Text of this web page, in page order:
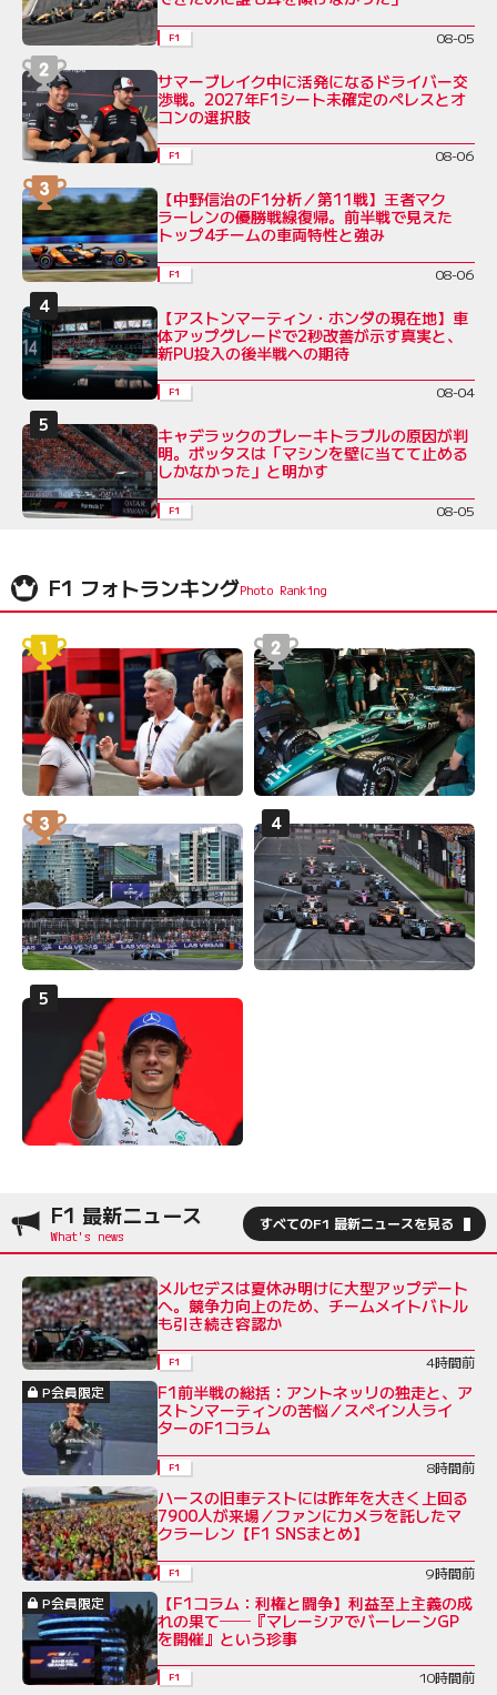
F1 08-05
サマーブレイク中に活発になるドライバー交
渉戦。2027年F1シート未確定のペレスとオ
コンの選択肢
F1 08-06
【中野信治のF1分析／第11戦】王者マク
ラーレンの優勝戦線復帰。前半戦で見えた
トップ4チームの車両特性と強み
F1 08-06
【アストンマーティン・ホンダの現在地】車
体アップグレードで2秒改善が示す真実と、
新PU投入の後半戦への期待
F1 08-04
キャデラックのブレーキトラブルの原因が判
明。ボッタスは「マシンを壁に当てて止める
しかなかった」と明かす
F1 08-05
F1 フォトランキング
F1 最新ニュース すべてのF1 最新ニュースを見る
メルセデスは夏休み明けに大型アップデート
へ。競争力向上のため、チームメイトバトル
も引き続き容認か
F1
4時間前
P会員限定
F1前半戦の総括：アントネッリの独走と、ア
ストンマーティンの苦悩／スペイン人ライ
ターのF1コラム
F1 8時間前
ハースの旧車テストには昨年を大きく上回る
7900人が来場／ファンにカメラを託したマ
クラーレン【F1 SNSまとめ】
F1
9時間前
P会員限定
【F1コラム：利権と闘争】利益至上主義の成
れの果て──『マレーシアでバーレーンGP
を開催』という珍事
F1 10時間前